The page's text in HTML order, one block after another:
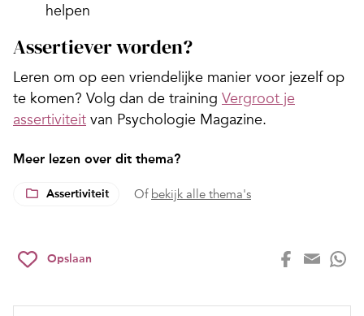
helpen
Assertiever worden?
Leren om op een vriendelijke manier voor jezelf op
te komen? Volg dan de training Vergroot je
assertiviteit van Psychologie Magazine.
Meer lezen over dit thema?
Assertiviteit Of bekijk alle thema's
Opslaan